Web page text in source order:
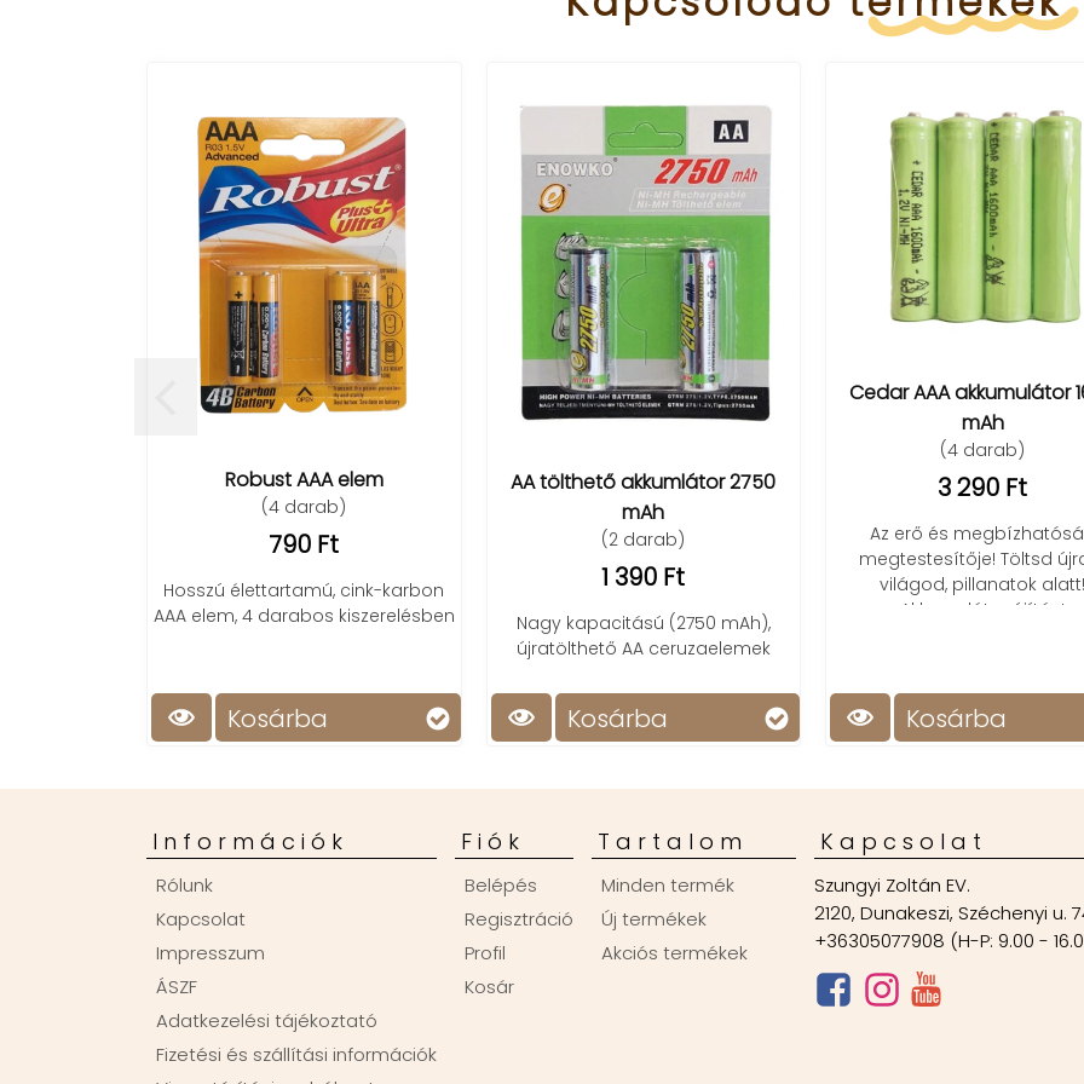
Robust AAA elem
(4 darab)
790 Ft
Hosszú élettartamú, cink-karbon
AAA elem, 4 darabos kiszerelésben
Kosárba
AA tölthető akkumlátor 2750
mAh
(2 darab)
1 390 Ft
Nagy kapacitású (2750 mAh),
újratölthető AA ceruzaelemek
Kosárba
Cedar AAA akkumulátor
mAh
(4 darab)
3 290 Ft
Az erő és
megtestesítője! Töltsd
világod, pillanatok alatt!
Akkumulátor újítás!
Kosárba
Információk
Rólunk
Kapcsolat
Impresszum
ÁSZF
Adatkezelési tájékoztató
Fizetési és szállítási információk
Fiók
Belépés
Regisztráció
Profil
Kosár
Tartalom
Minden termék
Új termékek
Akciós termékek
Kapcsolat
Szungyi Zoltán EV.
2120, Dunakeszi, Széchenyi u.
+36305077908 (H-P: 9.00 -